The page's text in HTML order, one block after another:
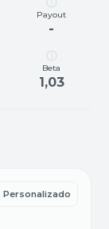
Payout
-
Beta
1,03
Personalizado